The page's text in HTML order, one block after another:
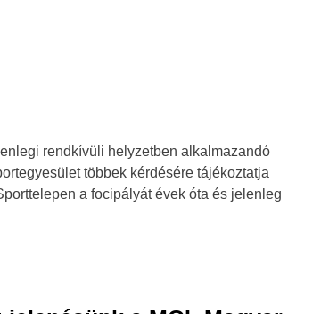
rendkívüli helyzetben alkalmazandó
többek kérdésére tájékoztatja
a focipályát évek óta és jelenleg